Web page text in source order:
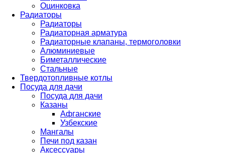
Оцинковка
Радиаторы
Радиаторы
Радиаторная арматура
Радиаторные клапаны, термоголовки
Алюминиевые
Биметаллические
Стальные
Твердотопливные котлы
Посуда для дачи
Посуда для дачи
Казаны
Афганские
Узбекские
Мангалы
Печи под казан
Аксессуары